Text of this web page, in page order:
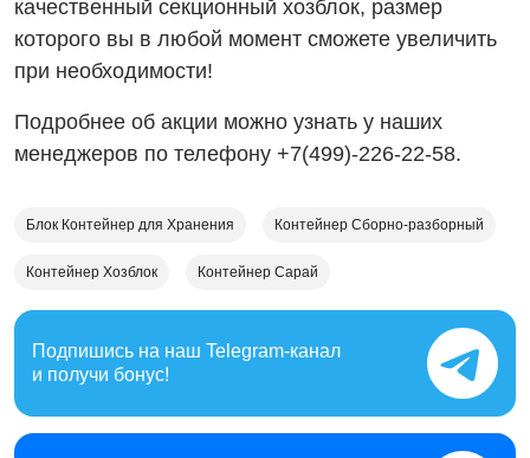
качественный секционный хозблок, размер
которого вы в любой момент сможете увеличить
при необходимости!
Подробнее об акции можно узнать у наших
менеджеров по телефону +7(499)-226-22-58.
Блок Контейнер для Хранения Контейнер Cборно-разборный
Контейнер Хозблок Контейнер Сарай
Подпишись на наш Telegram-канал
и получи бонус!